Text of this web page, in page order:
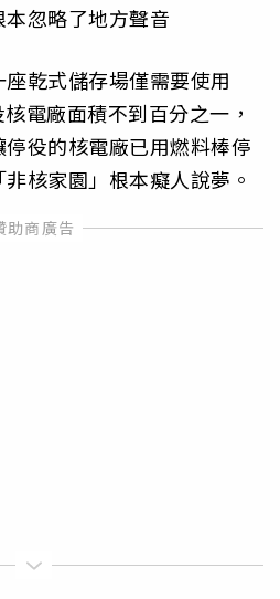
忽略了地方聲音
乾式儲存場僅需要使用
電廠面積不到百分之一，
役的核電廠已用燃料棒停
核家園」根本癡人說夢。